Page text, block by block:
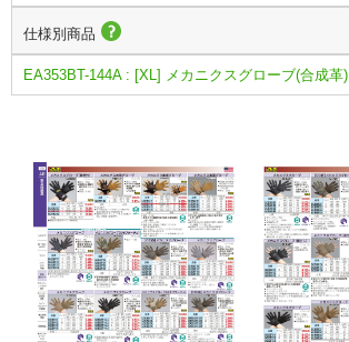
仕様別商品
EA353BT-144A : [XL] メカニクスグローブ(合成革)